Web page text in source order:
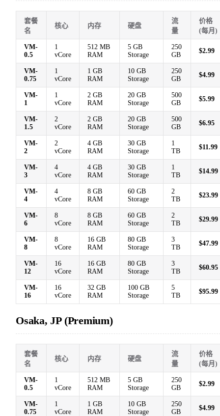
套餐
名
核心 内存 硬盘
流
量
价格
(每月)
VM-
0.5
1
vCore
512 MB
RAM
5 GB
Storage
250
GB
$2.99
VM-
0.75
1
vCore
1 GB
RAM
10 GB
Storage
250
GB
$4.99
VM-
1
1
vCore
2 GB
RAM
20 GB
Storage
500
GB
$5.99
VM-
1.5
2
vCore
2 GB
RAM
20 GB
Storage
500
GB
$6.95
VM-
2
2
vCore
4 GB
RAM
30 GB
Storage
1
TB
$11.99
VM-
3
4
vCore
4 GB
RAM
30 GB
Storage
1
TB
$14.99
VM-
4
4
vCore
8 GB
RAM
60 GB
Storage
2
TB
$23.99
VM-
6
8
vCore
8 GB
RAM
60 GB
Storage
2
TB
$29.99
VM-
8
8
vCore
16 GB
RAM
80 GB
Storage
3
TB
$47.99
VM-
12
16
vCore
16 GB
RAM
80 GB
Storage
3
TB
$60.95
VM-
16
16
vCore
32 GB
RAM
100 GB
Storage
5
TB
$95.99
Osaka, JP (Premium)
套餐
名
核心 内存 硬盘
流
量
价格
(每月)
VM-
0.5
1
vCore
512 MB
RAM
5 GB
Storage
250
GB
$2.99
VM-
0.75
1
vCore
1 GB
RAM
10 GB
Storage
250
GB
$4.99